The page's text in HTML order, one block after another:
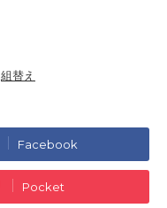
組替え
Facebook
Pocket